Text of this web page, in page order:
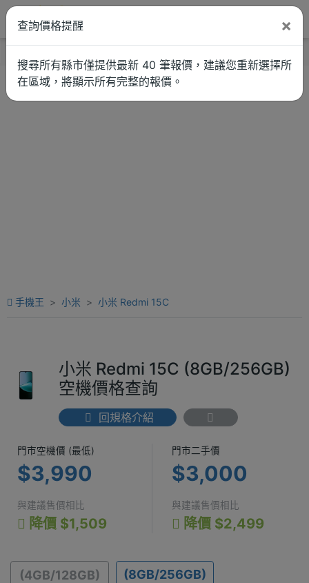
手機王 小米 小米 Redmi 15C
小米 Redmi 15C (8GB/256GB)
空機價格查詢
回規格介紹
門市空機價 (最低) $3,990
門市空機價 (最低)
$3,990
與建議售價相比
降價 $1,509
門市二手價
門市二手價
$3,000
與建議售價相比
降價 $2,499
(4GB/128GB) (8GB/256GB)
查詢價格提醒 ×
搜尋所有縣市僅提供最新 40 筆報價，建議您重新選擇所
在區域，將顯示所有完整的報價。